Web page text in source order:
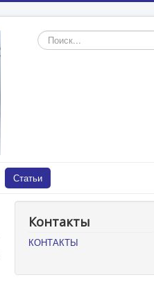
Искать...
Статьи
Контакты
КОНТАКТЫ